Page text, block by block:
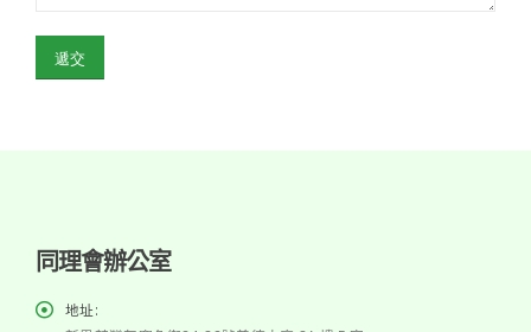
同理會辦公室
地址: